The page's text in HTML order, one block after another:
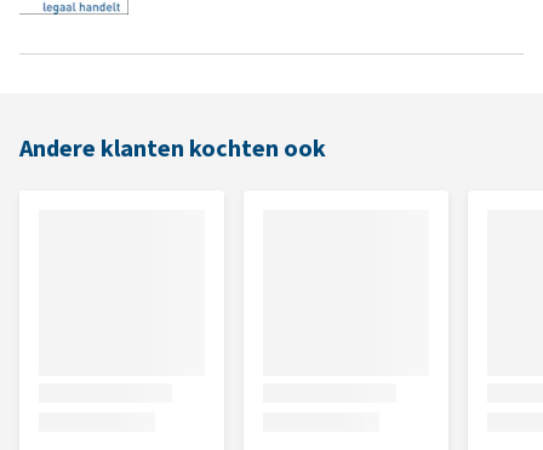
Andere klanten kochten ook